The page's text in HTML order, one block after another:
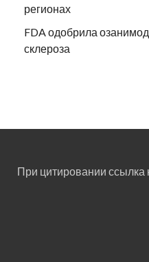
регионах
FDA одобрила
склероза
При цитировании ссылка